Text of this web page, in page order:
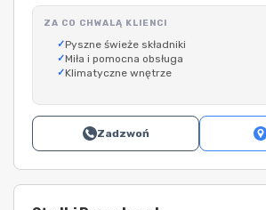
ZA CO CHWALĄ KLIENCI
Pyszne świeże składniki
Miła i pomocna obsługa
Klimatyczne wnętrze
Zadzwoń